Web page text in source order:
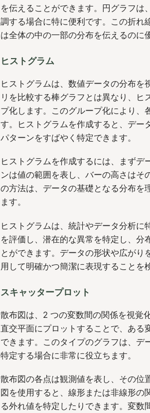
を伝えることができます。円グラフは
調する場合に特に便利です。この折れ
は全体の中の一部の分布を伝えるのに
ヒストグラム
ヒストグラムは、数値データの分布
リを比較する棒グラフとは異なり、
プ化します。このグループ化により、
す。ヒストグラムを作成すると、デー
パターンをすばやく特定できます。
ヒストグラムを作成するには、まず
ンは値の範囲を表し、バーの高さはそ
の方法は、データの基礎となる分布を
ます。
ヒストグラムは、統計やデータ分析
を評価し、潜在的な異常を特定し、分
とができます。データの形状や広が
用して明確かつ簡潔に表現することを
スキャッタープロット
散布図は、2 つの変数間の関係を視覚
直交平面にプロットすることで、ある
できます。このタイプのグラフは、デ
特定する場合に非常に役立ちます。
散布図の各点は観測値を表し、その位
図を使用すると、線形または非線形の
る外れ値を特定したりできます。変